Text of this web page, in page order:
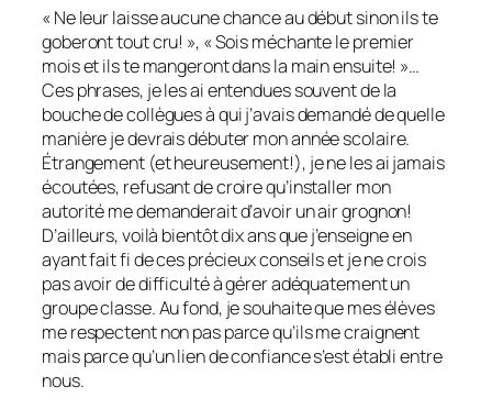
« Ne leur laisse aucune chance au début sinon ils te
goberont tout cru! », « Sois méchante le premier
mois et ils te mangeront dans la main ensuite! »…
Ces phrases, je les ai entendues souvent de la
bouche de collègues à qui j’avais demandé de quelle
manière je devrais débuter mon année scolaire.
Étrangement (et heureusement!), je ne les ai jamais
écoutées, refusant de croire qu’installer mon
autorité me demanderait d’avoir un air grognon!
D’ailleurs, voilà bientôt dix ans que j’enseigne en
ayant fait fi de ces précieux conseils et je ne crois
pas avoir de difficulté à gérer adéquatement un
groupe classe. Au fond, je souhaite que mes élèves
me respectent non pas parce qu’ils me craignent
mais parce qu’un lien de confiance s’est établi entre
nous.